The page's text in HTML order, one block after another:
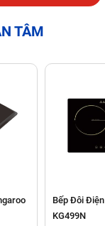
Các Công
TÂM
Bếp Đôi Điện Từ
KG499N